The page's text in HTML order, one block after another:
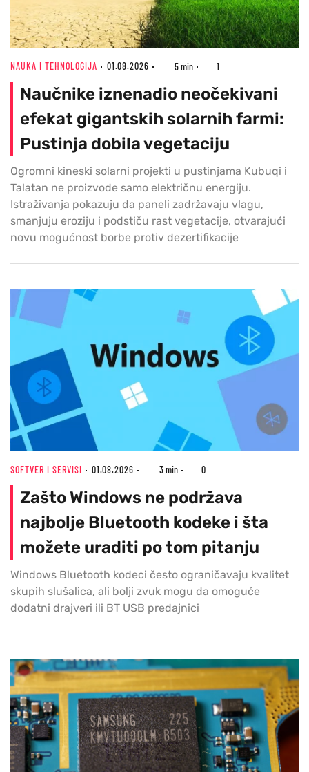
NAUKA I TEHNOLOGIJA 01.08.2026 5 min 1
Naučnike iznenadio neočekivani
efekat gigantskih solarnih farmi:
Pustinja dobila vegetaciju
Ogromni kineski solarni projekti u pustinjama Kubuqi i
Talatan ne proizvode samo električnu energiju.
Istraživanja pokazuju da paneli zadržavaju vlagu,
smanjuju eroziju i podstiču rast vegetacije, otvarajući
novu mogućnost borbe protiv dezertifikacije
SOFTVER I SERVISI 01.08.2026 3 min 0
Zašto Windows ne podržava
najbolje Bluetooth kodeke i šta
možete uraditi po tom pitanju
Windows Bluetooth kodeci često ograničavaju kvalitet
skupih slušalica, ali bolji zvuk mogu da omoguće
dodatni drajveri ili BT USB predajnici